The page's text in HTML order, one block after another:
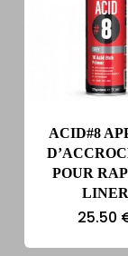
ACID#8
POUR
LINER
25.50